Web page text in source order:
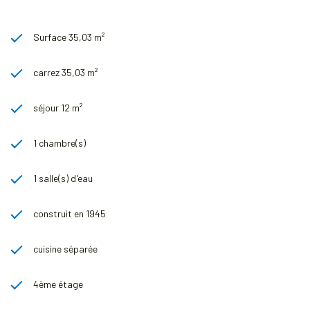
Surface 35,03 m²
carrez 35,03 m²
séjour 12 m²
1 chambre(s)
1 salle(s) d'eau
construit en 1945
cuisine séparée
4ème étage